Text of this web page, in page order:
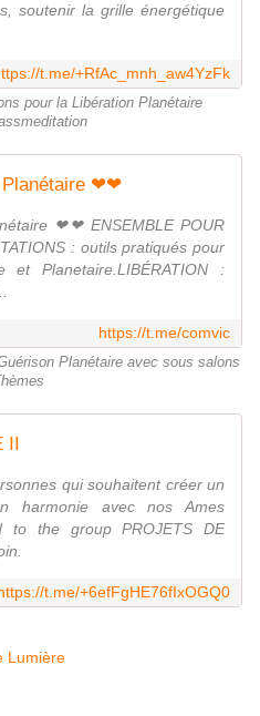
soutenir la grille énergétique
t.me/+RfAc_mnh_aw4YzFk
pour la Libération Planétaire
Planétaire ❤❤
❤❤ ENSEMBLE POUR
: outils pratiqués pour
et Planetaire.LIBÉRATION :
https://t.me/comvic
Planétaire avec sous salons
qui souhaitent créer un
harmonie avec nos Ames
to the group PROJETS DE
t.me/+6efFgHE76fIxOGQ0
Lumière